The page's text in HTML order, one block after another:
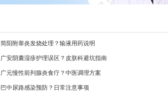
简阳附睾炎发烧处理？输液用药说明
广安阴囊湿疹护理误区？皮肤科避坑指南
广元慢性前列腺炎食疗？中医调理方案
巴中尿路感染预防？日常注意事项